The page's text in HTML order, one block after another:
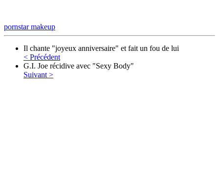
pornstarmakeup
Il chante "joyeux anniversaire" et fait un fou de lui
< Précédent
G.I. Joe récidive avec "Sexy Body"
Suivant >